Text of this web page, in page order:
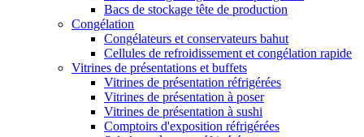
Bacs de stockage tête de production
Congélation
Congélateurs et conservateurs bahut
Cellules de refroidissement et congélation rapide
Vitrines de présentations et buffets
Vitrines de présentation réfrigérées
Vitrines de présentation à poser
Vitrines de présentation à sushi
Comptoirs d'exposition réfrigérées